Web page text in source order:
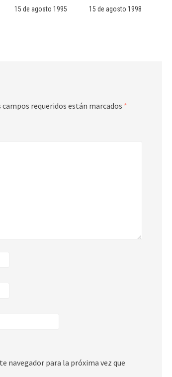
15 de agosto 1995 15 de agosto 1998
campos requeridos están marcados *
navegador para la próxima vez que